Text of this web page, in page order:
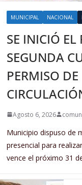
MUNICIPAL NACIONAL
SE INICIÓ
SEGUNDA
PERMISO DE
Agosto 6, 2026
Municipio dispuso de
presencial para
vence el próximo 31